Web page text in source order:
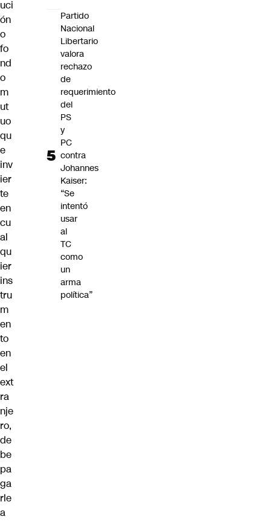
uci
ón
o
fo
nd
o
m
ut
uo
qu
e
inv
ier
te
en
cu
al
qu
ier
ins
tru
m
en
to
en
el
ext
ra
nje
ro,
de
be
pa
ga
rle
a
Partido
Nacional
Libertario
valora
rechazo
de
requerimiento
del
PS
y
PC
contra
Johannes
Kaiser:
“Se
intentó
usar
al
TC
como
un
arma
política”